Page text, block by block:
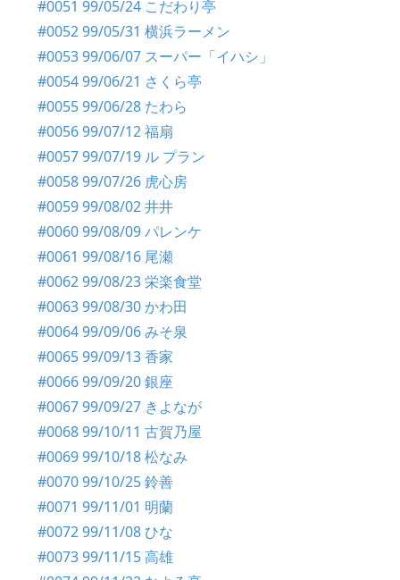
#0051 99/05/24 こだわり亭
#0052 99/05/31 横浜ラーメン
#0053 99/06/07 スーパー「イハシ」
#0054 99/06/21 さくら亭
#0055 99/06/28 たわら
#0056 99/07/12 福扇
#0057 99/07/19 ル プラン
#0058 99/07/26 虎心房
#0059 99/08/02 井井
#0060 99/08/09 パレンケ
#0061 99/08/16 尾瀬
#0062 99/08/23 栄楽食堂
#0063 99/08/30 かわ田
#0064 99/09/06 みそ泉
#0065 99/09/13 香家
#0066 99/09/20 銀座
#0067 99/09/27 きよなが
#0068 99/10/11 古賀乃屋
#0069 99/10/18 松なみ
#0070 99/10/25 鈴善
#0071 99/11/01 明蘭
#0072 99/11/08 ひな
#0073 99/11/15 高雄